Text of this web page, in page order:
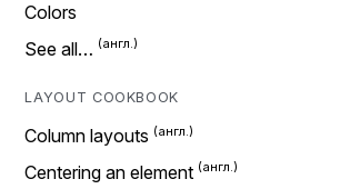
Colors
See all…
LAYOUT COOKBOOK
Column layouts
Centering an element